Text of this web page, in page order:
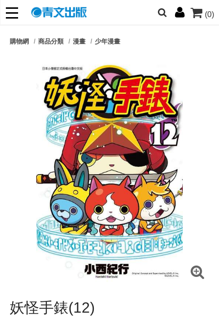
(0)
朋友們，提高警覺！
購物網 商品分類 漫畫 少年漫畫
妖怪手錶(12)